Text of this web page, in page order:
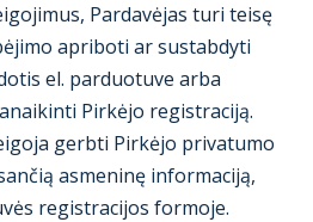
Pardavėjas turi teisę
apriboti ar sustabdyti
el. parduotuve arba
Pirkėjo registraciją.
gerbti Pirkėjo privatumo
asmeninę informaciją,
registracijos formoje.